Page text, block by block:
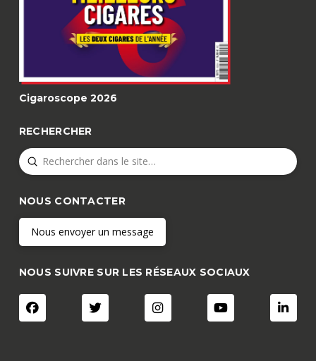
Cigaroscope 2026
RECHERCHER
Search
Submit
NOUS CONTACTER
Nous envoyer un message
NOUS SUIVRE SUR LES RÉSEAUX SOCIAUX